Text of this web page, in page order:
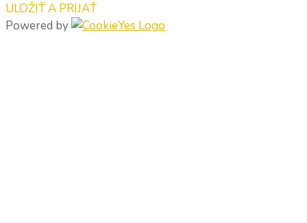
ULOŽIŤ A PRIJAŤ
Powered by